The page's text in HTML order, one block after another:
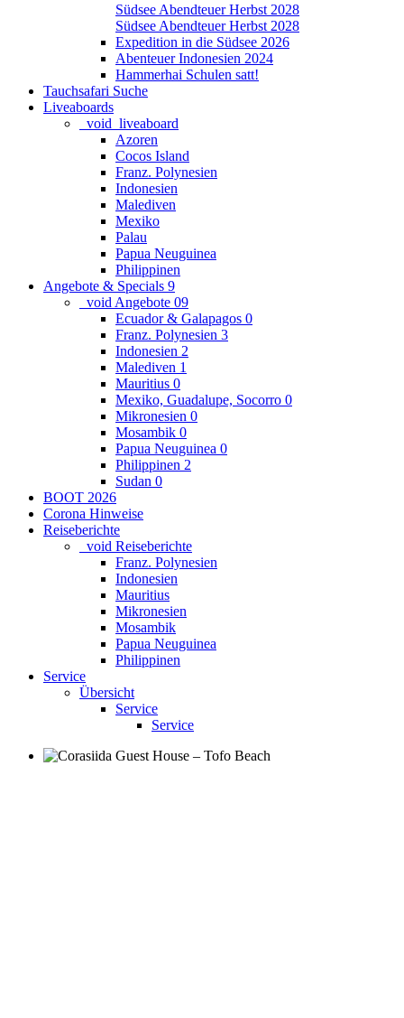
Südsee Abendteuer Herbst 2028
Südsee Abendteuer Herbst 2028
Expedition in die Südsee 2026
Abenteuer Indonesien 2024
Hammerhai Schulen satt!
Tauchsafari Suche
Liveaboards
_void_liveaboard
Azoren
Cocos Island
Franz. Polynesien
Indonesien
Malediven
Mexiko
Palau
Papua Neuguinea
Philippinen
Angebote & Specials 9
_void Angebote 09
Ecuador & Galapagos 0
Franz. Polynesien 3
Indonesien 2
Malediven 1
Mauritius 0
Mexiko, Guadalupe, Socorro 0
Mikronesien 0
Mosambik 0
Papua Neuguinea 0
Philippinen 2
Sudan 0
BOOT 2026
Corona Hinweise
Reiseberichte
_void Reiseberichte
Franz. Polynesien
Indonesien
Mauritius
Mikronesien
Mosambik
Papua Neuguinea
Philippinen
Service
Übersicht
Service
Service